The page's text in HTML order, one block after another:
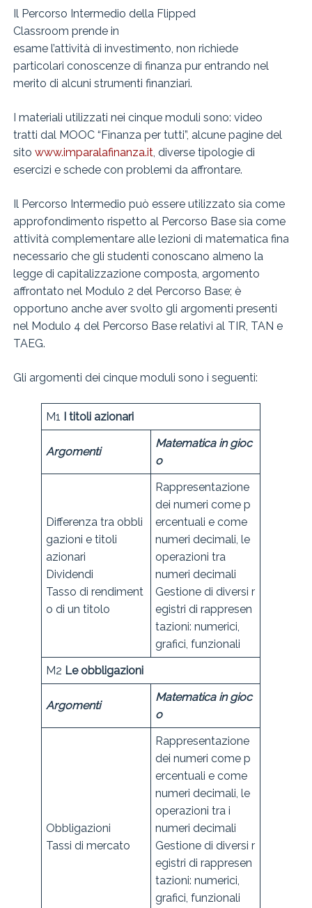
Il Percorso Intermedio della Flipped
Classroom prende in
esame l’attività di investimento, non richiede
particolari conoscenze di finanza pur entrando nel
merito di alcuni strumenti finanziari.
I materiali utilizzati nei cinque moduli sono: video
tratti dal MOOC “Finanza per tutti”, alcune pagine del
sito www.imparalafinanza.it, diverse tipologie di
esercizi e schede con problemi da affrontare.
Il Percorso Intermedio può essere utilizzato sia come
approfondimento rispetto al Percorso Base sia come
attività complementare alle lezioni di matematica
necessario che gli studenti conoscano almeno la
legge di capitalizzazione composta, argomento
affrontato nel Modulo 2 del Percorso Base; è
opportuno anche aver svolto gli argomenti presenti
nel Modulo 4 del Percorso Base relativi al TIR, TAN e
TAEG.
Gli argomenti dei cinque moduli sono i seguenti:
M1 I titoli azionari
Argomenti
Matematica in gioc
o
Differenza tra obbli
gazioni e titoli
azionari
Dividendi
Tasso di rendiment
o di un titolo
Rappresentazione
dei numeri come p
ercentuali e come
numeri decimali, le
operazioni tra
numeri decimali
Gestione di diversi r
egistri di rappresen
tazioni: numerici,
grafici, funzionali
M2 Le obbligazioni
Argomenti
Matematica in gioc
o
Obbligazioni
Tassi di mercato
Rappresentazione
dei numeri come p
ercentuali e come
numeri decimali, le
operazioni tra i
numeri decimali
Gestione di diversi r
egistri di rappresen
tazioni: numerici,
grafici, funzionali